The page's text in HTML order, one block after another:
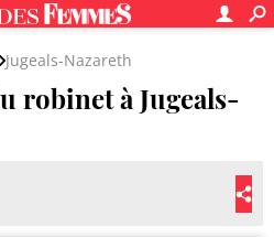
Jugeals-Nazareth
robinet à Jugeals-